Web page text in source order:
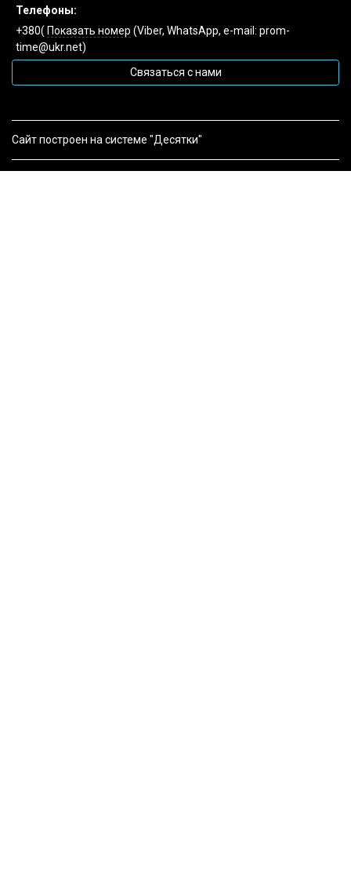
Телефоны:
+380( Показать номер (Viber, WhatsApp, e-mail: prom-
time@ukr.net)
Связаться с нами
Сайт построен на системе "Десятки"